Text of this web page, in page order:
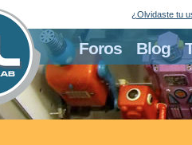
Foros Blog
¿Olvidaste tu